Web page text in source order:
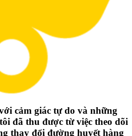
cảm giác tự do và những
đã thu được từ việc theo dõi
thay đổi đường huyết hàng